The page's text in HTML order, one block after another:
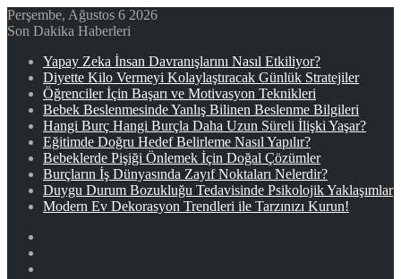
Perşembe, Ağustos 6 2026
Son Dakika Haberleri
Yapay Zeka İnsan Davranışlarını Nasıl Etkiliyor?
Diyette Kilo Vermeyi Kolaylaştıracak Günlük Stratejiler
Öğrenciler İçin Başarı ve Motivasyon Teknikleri
Bebek Beslenmesinde Yanlış Bilinen Beslenme Bilgileri
Hangi Burç Hangi Burçla Daha Uzun Süreli İlişki Yaşar?
Eğitimde Doğru Hedef Belirleme Nasıl Yapılır?
Bebeklerde Pişiği Önlemek İçin Doğal Çözümler
Burçların İş Dünyasında Zayıf Noktaları Nelerdir?
Duygu Durum Bozukluğu Tedavisinde Psikolojik Yaklaşımlar
Modern Ev Dekorasyon Trendleri ile Tarzınızı Kurun!